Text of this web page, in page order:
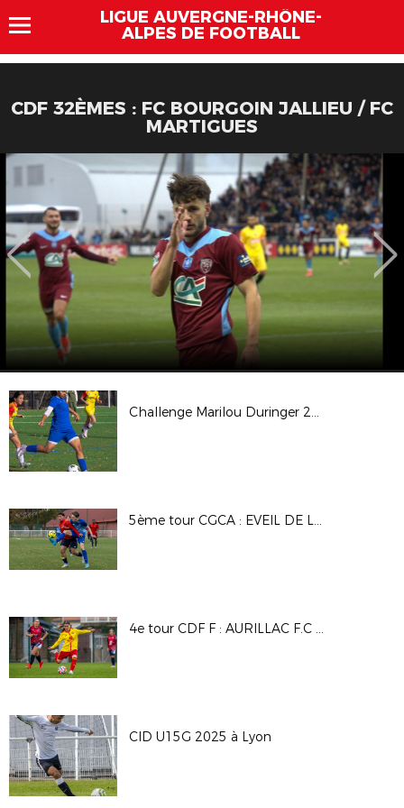
LIGUE AUVERGNE-RHÔNE-
ALPES DE FOOTBALL
CDF 32ÈMES : FC BOURGOIN JALLIEU / FC
MARTIGUES
Challenge Marilou Duringer 25/26
5ème tour CGCA : EVEIL DE LYON - DAVEZIEUX VIDALON
4e tour CDF F : AURILLAC F.C - A.S SAINT PRIEST
CID U15G 2025 à Lyon